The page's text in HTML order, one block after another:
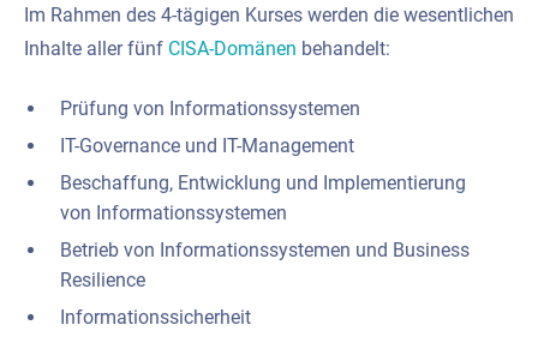
Im Rahmen des 4-tägigen Kurses werden die wesentlichen
Inhalte aller fünf CISA-Domänen behandelt:
Prüfung von Informationssystemen
IT-Governance und IT-Management
Beschaffung, Entwicklung und Implementierung
von Informationssystemen
Betrieb von Informationssystemen und Business
Resilience
Informationssicherheit